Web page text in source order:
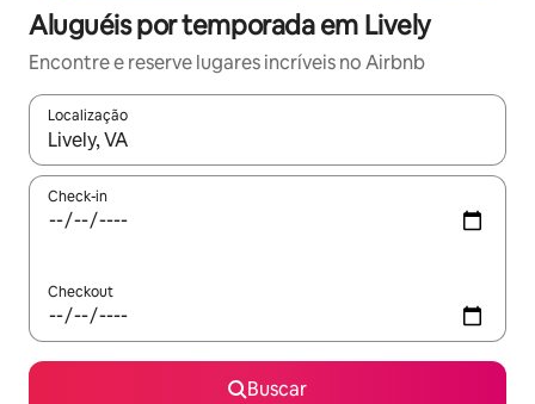
Aluguéis por temporada em Lively
Encontre e reserve lugares incríveis no Airbnb
Localização
Quando os resultados estiverem disponíveis, explore-os
Check-in
Checkout
Buscar